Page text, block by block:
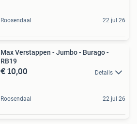
Roosendaal 22 jul 26
Max Verstappen - Jumbo - Burago -
RB19
€ 10,00 Details
Roosendaal 22 jul 26